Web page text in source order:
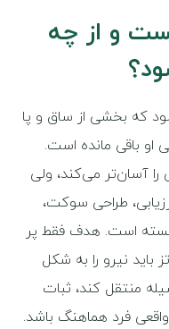
و از چه
که بخشی از ساق و پا
او باقی مانده است.
را آسان‌تر می‌کند، ولی
طراحی سوکت،
است. هدف فقط پر
نیرو را به شکل
منتقل کند، ثبات
فرد هماهنگ باشد.